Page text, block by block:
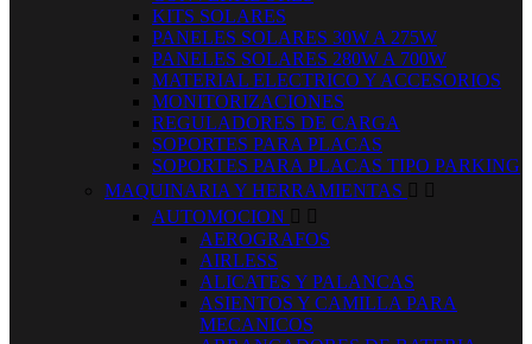
KITS SOLARES
PANELES SOLARES 30W A 275W
PANELES SOLARES 280W A 700W
MATERIAL ELECTRICO Y ACCESORIOS
MONITORIZACIONES
REGULADORES DE CARGA
SOPORTES PARA PLACAS
SOPORTES PARA PLACAS TIPO PARKING
MAQUINARIA Y HERRAMIENTAS  
AUTOMOCION  
AEROGRAFOS
AIRLESS
ALICATES Y PALANCAS
ASIENTOS Y CAMILLA PARA
MECANICOS